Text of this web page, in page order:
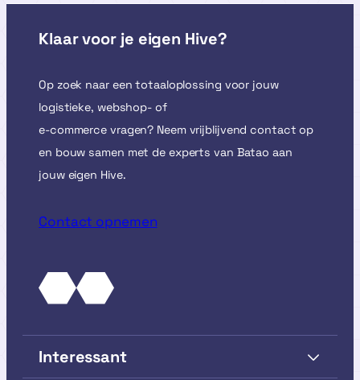
Klaar voor je eigen Hive?
Op zoek naar een totaaloplossing voor jouw
logistieke, webshop- of
e-commerce vragen? Neem vrijblijvend contact op
en bouw samen met de experts van Batao aan
jouw eigen Hive.
Contact opnemen
Interessant